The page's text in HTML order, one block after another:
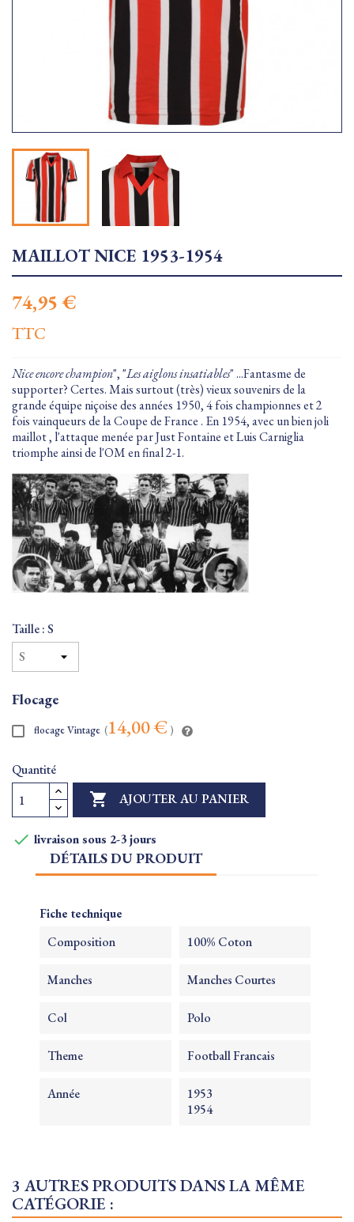
MAILLOT NICE 1953-1954
74,95 €
TTC
Nice encore champion", "Les aiglons insatiables" ...Fantasme de
supporter? Certes. Mais surtout (très) vieux souvenirs de la
grande équipe niçoise des années 1950, 4 fois championnes et 2
fois vainqueurs de la Coupe de France . En 1954, avec un bien joli
maillot , l'attaque menée par Just Fontaine et Luis Carniglia
triomphe ainsi de l'OM en final 2-1.
Taille : S
Flocage
flocage Vintage (14,00 € )
Quantité
 AJOUTER AU PANIER
 livraison sous 2-3 jours
DÉTAILS DU PRODUIT
Fiche technique
Composition 100% Coton
Manches Manches Courtes
Col Polo
Theme Football Francais
Année
1953
1954
3 AUTRES PRODUITS DANS LA MÊME
CATÉGORIE :